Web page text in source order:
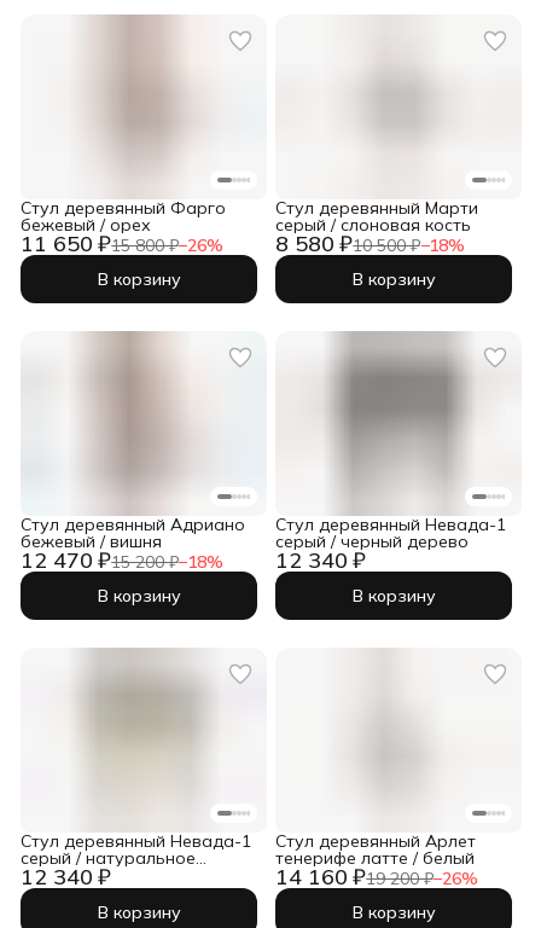
11 650 ₽15 800 ₽−26%
Стул деревянный Фарго
бежевый / орех
В корзину
8 580 ₽10 500 ₽−18%
Стул деревянный Марти
серый / слоновая кость
В корзину
12 470 ₽15 200 ₽−18%
Стул деревянный Адриано
бежевый / вишня
В корзину
12 340 ₽
Стул деревянный Невада-1
серый / черный дерево
В корзину
12 340 ₽
Стул деревянный Невада-1
серый / натуральное
дерево
В корзину
14 160 ₽19 200 ₽−26%
Стул деревянный Арлет
тенерифе латте / белый
В корзину